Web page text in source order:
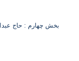
بخش چهارم : حاج